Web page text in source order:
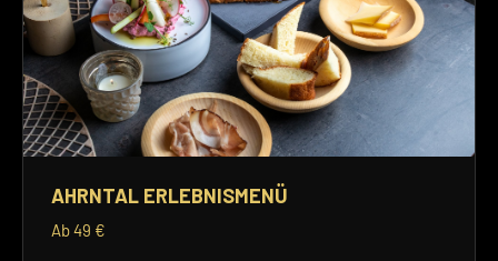
AHRNTAL ERLEBNISMENÜ
Ab 49 €